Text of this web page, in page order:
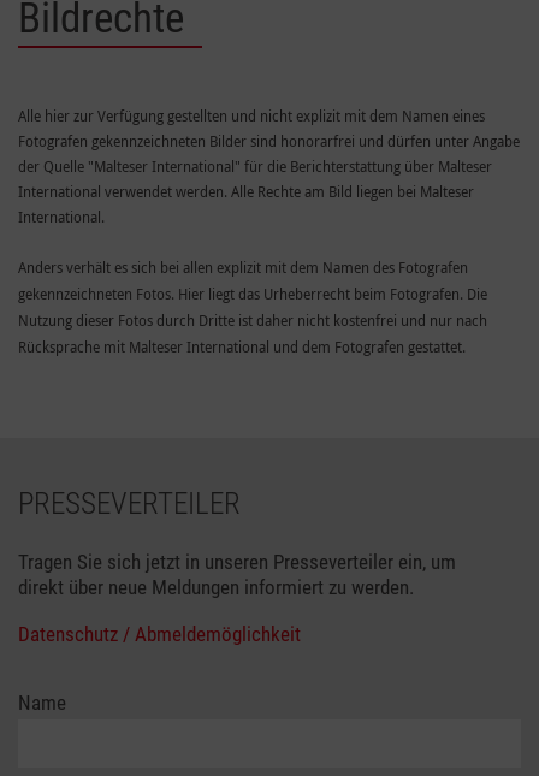
Bildrechte
Alle hier zur Verfügung gestellten und nicht explizit mit dem Namen eines
Fotografen gekennzeichneten Bilder sind honorarfrei und dürfen unter Angabe
der Quelle "Malteser International" für die Berichterstattung über Malteser
International verwendet werden. Alle Rechte am Bild liegen bei Malteser
International.
Anders verhält es sich bei allen explizit mit dem Namen des Fotografen
gekennzeichneten Fotos. Hier liegt das Urheberrecht beim Fotografen. Die
Nutzung dieser Fotos durch Dritte ist daher nicht kostenfrei und nur nach
Rücksprache mit Malteser International und dem Fotografen gestattet.
PRESSEVERTEILER
Tragen Sie sich jetzt in unseren Presseverteiler ein, um
direkt über neue Meldungen informiert zu werden.
Datenschutz / Abmeldemöglichkeit
Name